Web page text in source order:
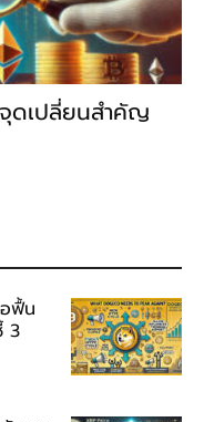
จุดเปลี่ยนสำคัญ
ฟื้น
3